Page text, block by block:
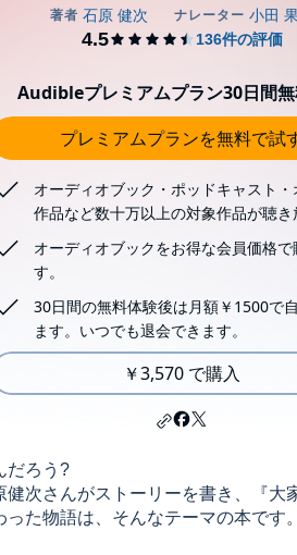
Audibleプレミアムプラン30日間
プレミアムプランを無料で試
オーディオブック・ポッドキャスト
作品など数十万以上の対象作品が聴き
オーディオブックをお得な会員価格で
す。
30日間の無料体験後は月額￥1500で
ます。いつでも退会できます。
￥3,570 で購入
だろう?
健次さんがストーリーを書き、『
た物語は、そんなテーマの本です。